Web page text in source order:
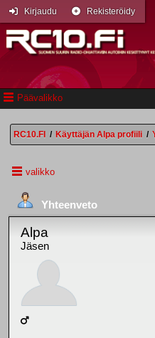
Päävalikko
Kirjaudu Rekisteröidy
RC10.FI / Käyttäjän Alpa profiili /
valikko
Yhteenveto
Alpa
Jäsen